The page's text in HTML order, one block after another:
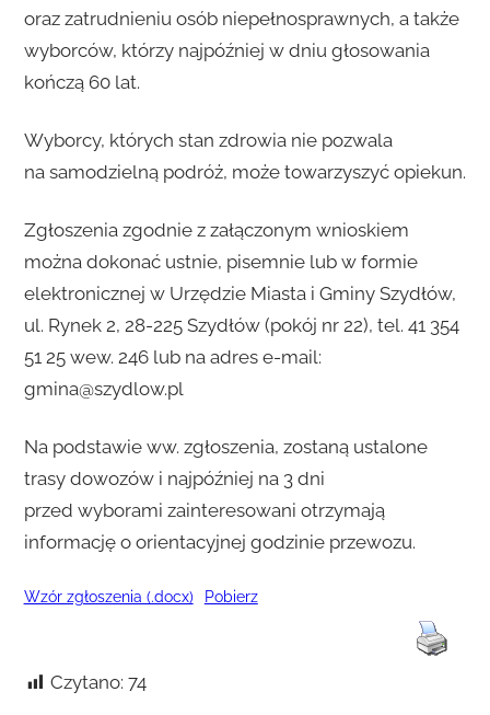
oraz zatrudnieniu osób niepełnosprawnych, a także
wyborców, którzy najpóźniej w dniu głosowania
kończą 60 lat.
Wyborcy, których stan zdrowia nie pozwala
na samodzielną podróż, może towarzyszyć opiekun.
Zgłoszenia zgodnie z załączonym wnioskiem
można dokonać ustnie, pisemnie lub w formie
elektronicznej w Urzędzie Miasta i Gminy Szydłów,
ul. Rynek 2, 28-225 Szydłów (pokój nr 22), tel. 41 354
51 25 wew. 246 lub na adres e-mail:
gmina@szydlow.pl
Na podstawie ww. zgłoszenia, zostaną ustalone
trasy dowozów i najpóźniej na 3 dni
przed wyborami zainteresowani otrzymają
informację o orientacyjnej godzinie przewozu.
Wzór zgłoszenia (.docx) Pobierz
Czytano: 74